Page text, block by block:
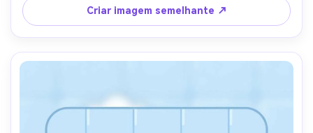
campo rasa- -ar 4:5
Criar imagem semelhante ↗